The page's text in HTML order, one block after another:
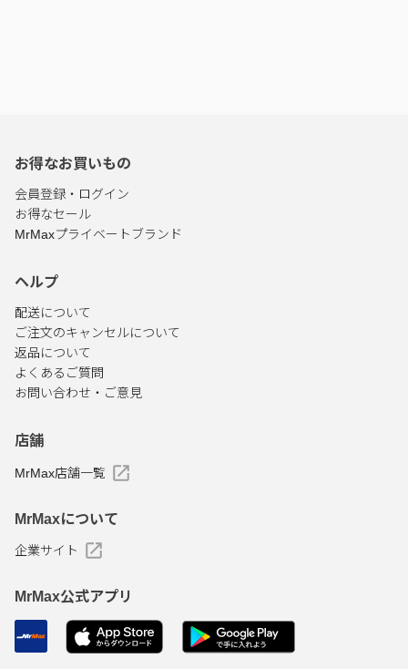
お得なお買いもの
会員登録・ログイン
お得なセール
MrMaxプライベートブランド
ヘルプ
配送について
ご注文のキャンセルについて
返品について
よくあるご質問
お問い合わせ・ご意見
店舗
MrMax店舗一覧
MrMaxについて
企業サイト
MrMax公式アプリ